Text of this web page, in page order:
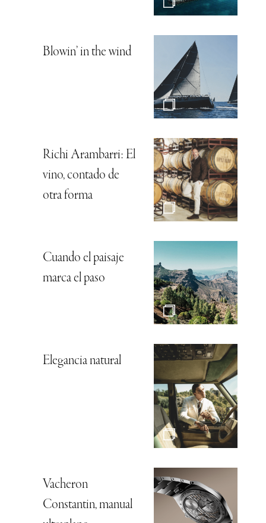
Blowin’ in the wind
Richi Arambarri: El
vino, contado de
otra forma
Cuando el paisaje
marca el paso
Elegancia natural
Vacheron
Constantin, manual